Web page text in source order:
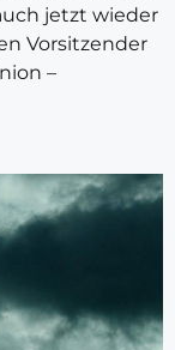
jetzt wieder
Vorsitzender
–